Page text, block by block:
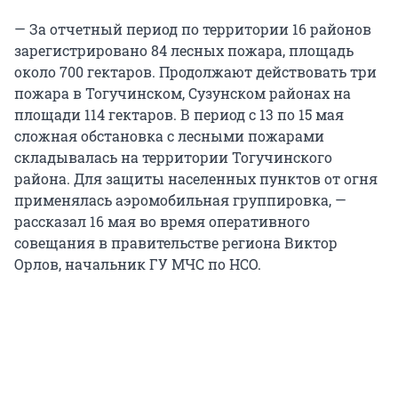
— За отчетный период по территории 16 районов
зарегистрировано 84 лесных пожара, площадь
около 700 гектаров. Продолжают действовать три
пожара в Тогучинском, Сузунском районах на
площади 114 гектаров. В период с 13 по 15 мая
сложная обстановка с лесными пожарами
складывалась на территории Тогучинского
района. Для защиты населенных пунктов от огня
применялась аэромобильная группировка, —
рассказал 16 мая во время оперативного
совещания в правительстве региона Виктор
Орлов, начальник ГУ МЧС по НСО.